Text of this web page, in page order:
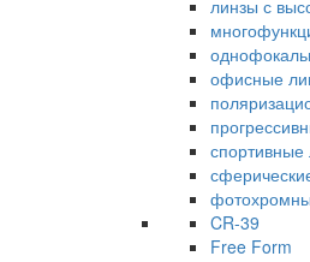
линзы с
офисные
спортивные
CR-39
Free Form